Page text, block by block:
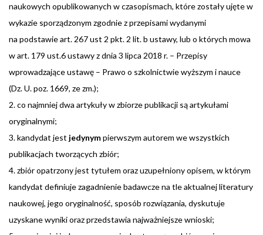
naukowych opublikowanych w czasopismach, które zostały ujęte w
wykazie sporządzonym zgodnie z przepisami wydanymi
na podstawie art. 267 ust 2 pkt. 2 lit. b ustawy, lub o których mowa
w art. 179 ust.6 ustawy z dnia 3 lipca 2018 r. – Przepisy
wprowadzające ustawę – Prawo o szkolnictwie wyższym i nauce
(Dz. U. poz. 1669, ze zm.);
2. co najmniej dwa artykuły w zbiorze publikacji są artykułami
oryginalnymi;
3. kandydat jest jedynympierwszym autorem we wszystkich
publikacjach tworzących zbiór;
4. zbiór opatrzony jest tytułem oraz uzupełniony opisem, w którym
kandydat definiuje zagadnienie badawcze na tle aktualnej literatury
naukowej, jego oryginalność, sposób rozwiązania, dyskutuje
uzyskane wyniki oraz przedstawia najważniejsze wnioski;